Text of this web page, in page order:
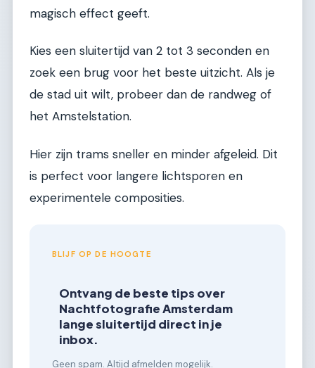
magisch effect geeft.
Kies een sluitertijd van 2 tot 3 seconden en
zoek een brug voor het beste uitzicht. Als je
de stad uit wilt, probeer dan de randweg of
het Amstelstation.
Hier zijn trams sneller en minder afgeleid. Dit
is perfect voor langere lichtsporen en
experimentele composities.
BLIJF OP DE HOOGTE
Ontvang de beste tips over
Nachtfotografie Amsterdam
lange sluitertijd direct in je
inbox.
Geen spam. Altijd afmelden mogelijk.